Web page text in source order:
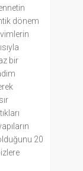
dönem
bir
20